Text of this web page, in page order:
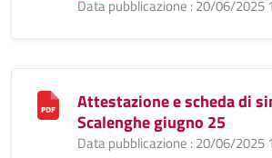
Data pubblicazione : 20/06/2025
Attestazione e scheda di
Scalenghe giugno 25
Data pubblicazione : 20/06/2025